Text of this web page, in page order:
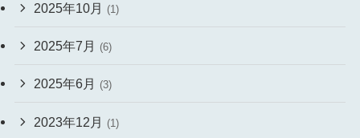
2025年10月 (1)
2025年7月 (6)
2025年6月 (3)
2023年12月 (1)